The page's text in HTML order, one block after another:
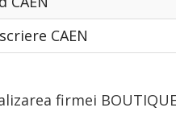
CAEN
firmei